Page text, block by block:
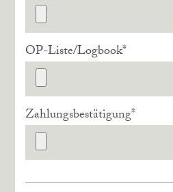
OP-Liste/Logbook*
Zahlungsbestätigung*